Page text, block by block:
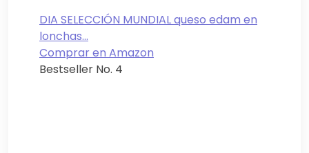
DIA SELECCIÓN MUNDIAL queso edam en
lonchas...
Comprar en Amazon
Bestseller No. 4